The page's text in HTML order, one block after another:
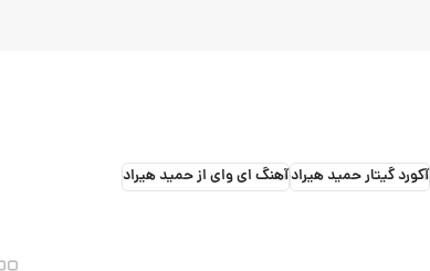
آکورد گیتار حمید هیرادآهنگ ای وای از حمید هیراد